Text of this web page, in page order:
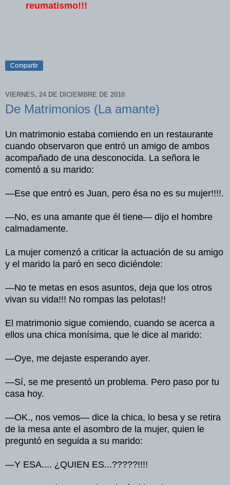
reumatismo!!!
Compartir
VIERNES, 24 DE DICIEMBRE DE 2010
De Matrimonios (La amante)
Un matrimonio estaba comiendo en un restaurante
cuando observaron que entró un amigo de ambos
acompañado de una desconocida. La señora le
comentó a su marido:
—Ese que entró es Juan, pero ésa no es su mujer!!!!.
—No, es una amante que él tiene— dijo el hombre
calmadamente.
La mujer comenzó a criticar la actuación de su amigo
y el marido la paró en seco diciéndole:
—No te metas en esos asuntos, deja que los otros
vivan su vida!!! No rompas las pelotas!!
El matrimonio sigue comiendo, cuando se acerca a
ellos una chica monísima, que le dice al marido:
—Oye, me dejaste esperando ayer.
—Sí, se me presentó un problema. Pero paso por tu
casa hoy.
—OK., nos vemos— dice la chica, lo besa y se retira
de la mesa ante el asombro de la mujer, quien le
preguntó en seguida a su marido:
—Y ESA.... ¿QUIEN ES...?????!!!!